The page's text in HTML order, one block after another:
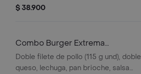
sweet Carolina
$ 38.900
Combo Burger Extrema
Polynesian Beach
Doble filete de pollo (115 g und), doble
queso, lechuga, pan brioche, salsa